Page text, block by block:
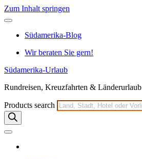
Zum Inhalt springen
Südamerika-Blog
Wir beraten Sie gern!
Südamerika-Urlaub
Rundreisen, Kreuzfahrten & Länderurlaub
Products search